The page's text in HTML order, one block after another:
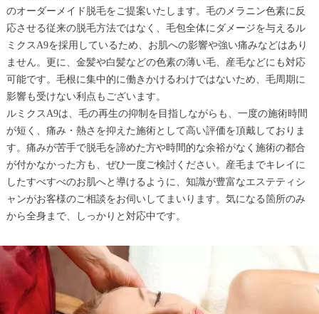
のオーダーメイド脱毛をご提案いたします。毛のメラニン色素に反
応させる従来の脱毛方法ではなく、毛包全体にダメージを与えるル
ミクスA9を採用しているため、お肌への影響や強い痛みなどはあり
ません。更に、金髪や白髪などの色素の薄い毛、産毛などにも対応
可能です。毛根に集中的に働きかけるわけではないため、毛周期に
影響も受けない利点もございます。
ルミクスA9は、毛の再生の抑制を目指しながらも、一度の施術時間
が短く、痛み・熱さを抑えた施術として高い評価を頂戴しておりま
す。痛みが苦手で脱毛を諦めた方や時間的な余裕がなく施術の都合
が付かなかった方も、ぜひ一度ご検討ください。産毛までキレイに
したすべすべのお肌へと導けるように、知識が豊富なエステティシ
ャンがお客様のご相談をお伺いしてまいります。気になる箇所のみ
から全身まで、しっかりと対応中です。